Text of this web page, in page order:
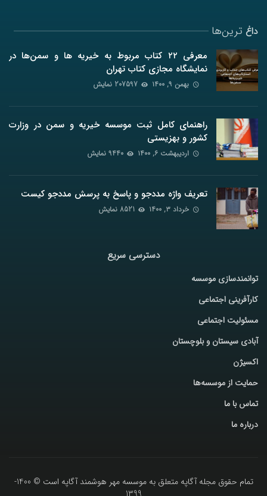
داغ ترین‌ها
معرفی ۲۲ کتاب مربوط به خیریه ها و سمن‌ها در
نمایشگاه مجازی کتاب تهران
بهمن ۹, ۱۴۰۰ 207597 نمایش
راهنمای کامل ثبت موسسه خیریه و سمن در وزارت
کشور و بهزیستی
اردیبهشت ۶, ۱۴۰۰ 9440 نمایش
تعریف واژه مددجو و پاسخ به پرسش مددجو کیست
خرداد ۳, ۱۴۰۰ 8521 نمایش
دسترسی سریع
توانمندسازی موسسه
کارآفرینی اجتماعی
مسئولیت اجتماعی
آبادی سیستان و بلوچستان
اکسیژن
حمایت از موسسه‌ها
تماس با ما
درباره ما
تمام حقوق مجله آگاپه متعلق به موسسه مهر هوشمند آگاپه است © 1400-
1399